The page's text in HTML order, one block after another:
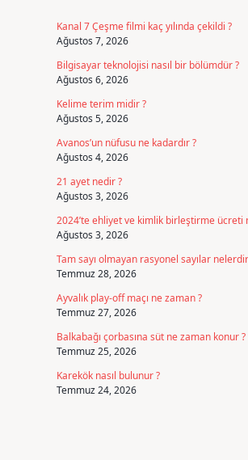
Kanal 7 Çeşme filmi kaç yılında çekildi ?
Ağustos 7, 2026
Bilgisayar teknolojisi nasıl bir bölümdür ?
Ağustos 6, 2026
Kelime terim midir ?
Ağustos 5, 2026
Avanos’un nüfusu ne kadardır ?
Ağustos 4, 2026
21 ayet nedir ?
Ağustos 3, 2026
2024’te ehliyet ve kimlik birleştirme ücreti
Ağustos 3, 2026
Tam sayı olmayan rasyonel sayılar
Temmuz 28, 2026
Ayvalık play-off maçı ne zaman ?
Temmuz 27, 2026
Balkabağı çorbasına süt ne zaman konur ?
Temmuz 25, 2026
Karekök nasıl bulunur ?
Temmuz 24, 2026